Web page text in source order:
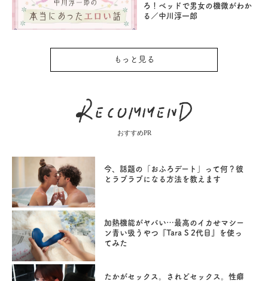
ろ！ベッドで男女の機微がわか
る／中川淳一郎
もっと見る
おすすめPR
今、話題の「おふろデート」って何？彼
とラブラブになる方法を教えます
加熱機能がヤバい…最高のイカせマシー
ン青い吸うやつ『Tara S 2代目』を使っ
てみた
たかがセックス。されどセックス。性癖